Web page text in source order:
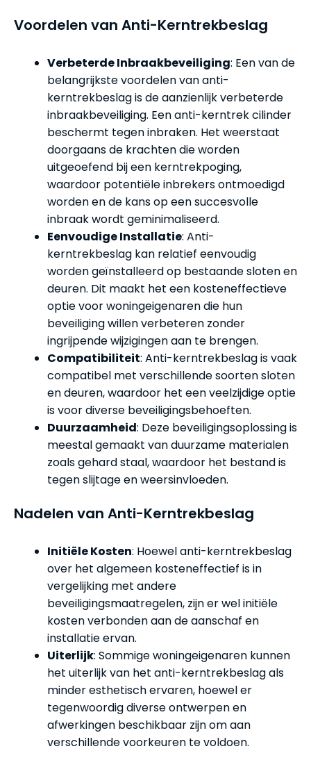
Voordelen van Anti-Kerntrekbeslag
Verbeterde Inbraakbeveiliging: Een van de
belangrijkste voordelen van anti-
kerntrekbeslag is de aanzienlijk verbeterde
inbraakbeveiliging. Een anti-kerntrek cilinder
beschermt tegen inbraken. Het weerstaat
doorgaans de krachten die worden
uitgeoefend bij een kerntrekpoging,
waardoor potentiële inbrekers ontmoedigd
worden en de kans op een succesvolle
inbraak wordt geminimaliseerd.
Eenvoudige Installatie: Anti-
kerntrekbeslag kan relatief eenvoudig
worden geïnstalleerd op bestaande sloten en
deuren. Dit maakt het een kosteneffectieve
optie voor woningeigenaren die hun
beveiliging willen verbeteren zonder
ingrijpende wijzigingen aan te brengen.
Compatibiliteit: Anti-kerntrekbeslag is vaak
compatibel met verschillende soorten sloten
en deuren, waardoor het een veelzijdige optie
is voor diverse beveiligingsbehoeften.
Duurzaamheid: Deze beveiligingsoplossing is
meestal gemaakt van duurzame materialen
zoals gehard staal, waardoor het bestand is
tegen slijtage en weersinvloeden.
Nadelen van Anti-Kerntrekbeslag
Initiële Kosten: Hoewel anti-kerntrekbeslag
over het algemeen kosteneffectief is in
vergelijking met andere
beveiligingsmaatregelen, zijn er wel initiële
kosten verbonden aan de aanschaf en
installatie ervan.
Uiterlijk: Sommige woningeigenaren kunnen
het uiterlijk van het anti-kerntrekbeslag als
minder esthetisch ervaren, hoewel er
tegenwoordig diverse ontwerpen en
afwerkingen beschikbaar zijn om aan
verschillende voorkeuren te voldoen.